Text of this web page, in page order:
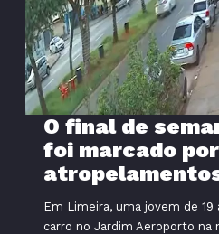
O final de
foi marcado
Em Limeira, uma jovem de
carro no Jardim Aeroporto na